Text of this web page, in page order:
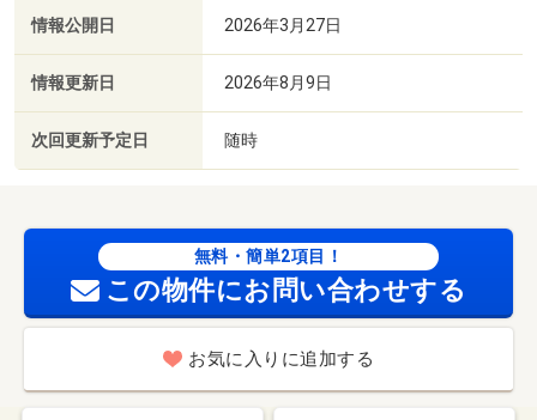
情報公開日 2026年3月27日
情報更新日 2026年8月9日
次回更新予定日 随時
無料・簡単2項目！
この物件にお問い合わせする
お気に入りに追加する